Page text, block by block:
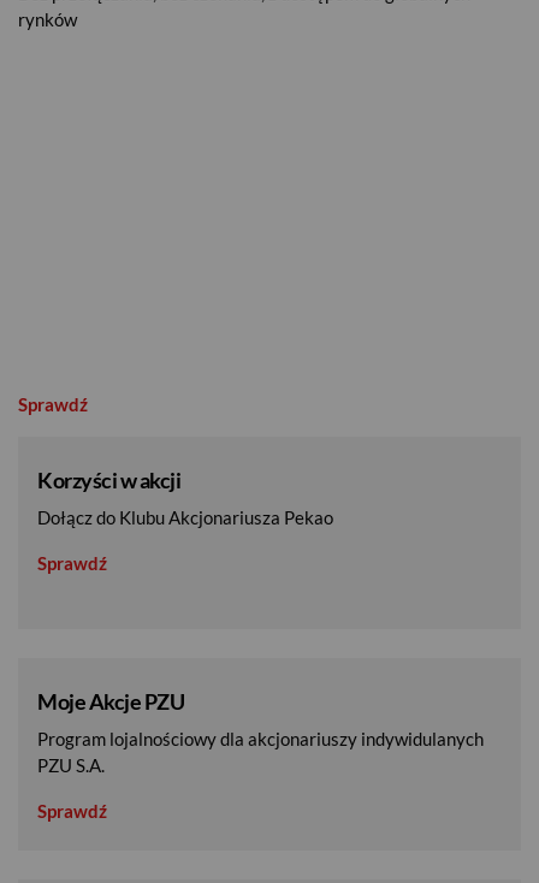
rynków
Sprawdź
Korzyści w akcji
Dołącz do Klubu Akcjonariusza Pekao
Sprawdź
Moje Akcje PZU
Program lojalnościowy dla akcjonariuszy indywidulanych
PZU S.A.
Sprawdź